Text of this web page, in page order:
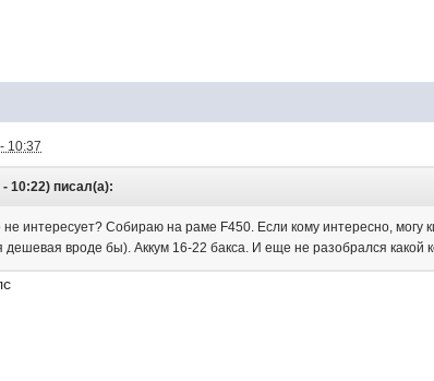
10:37
10:22) писал(а):
не интересует? Собираю на раме F450. Если кому интересно,
дешевая вроде бы). Аккум 16-22 бакса. И еще не разобрался какой